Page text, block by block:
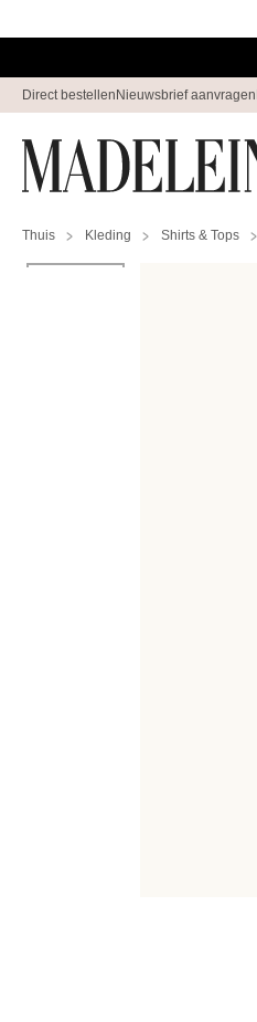
Direct bestellen Nieuwsbrief aanvragen
Thuis Kleding Shirts & Tops